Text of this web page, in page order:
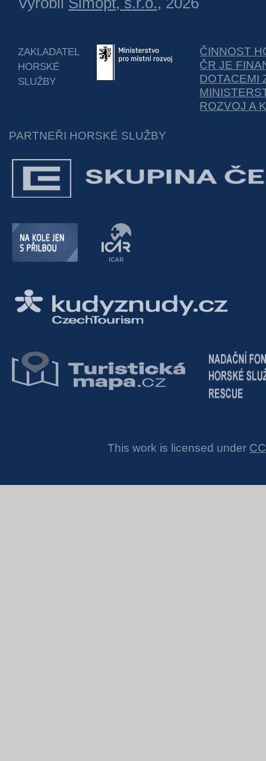
ZAKLADATEL
HORSKÉ
SLUŽBY
ČINNOST
ČR JE
DOTACEMI
ROZVOJ A
PARTNEŘI HORSKÉ SLUŽBY
This work is licensed under